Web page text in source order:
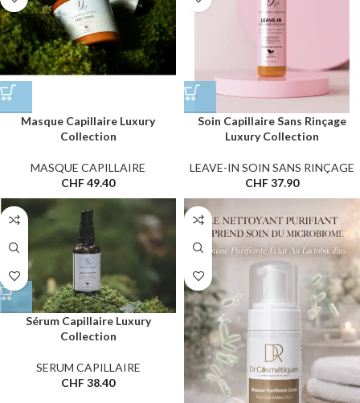
Masque Capillaire Luxury
Collection
MASQUE CAPILLAIRE
CHF49.40
Soin Capillaire Sans Rinçage
Luxury Collection
LEAVE-IN SOIN SANS RINÇAGE
CHF37.90
Sérum Capillaire Luxury
Collection
SERUM CAPILLAIRE
CHF38.40